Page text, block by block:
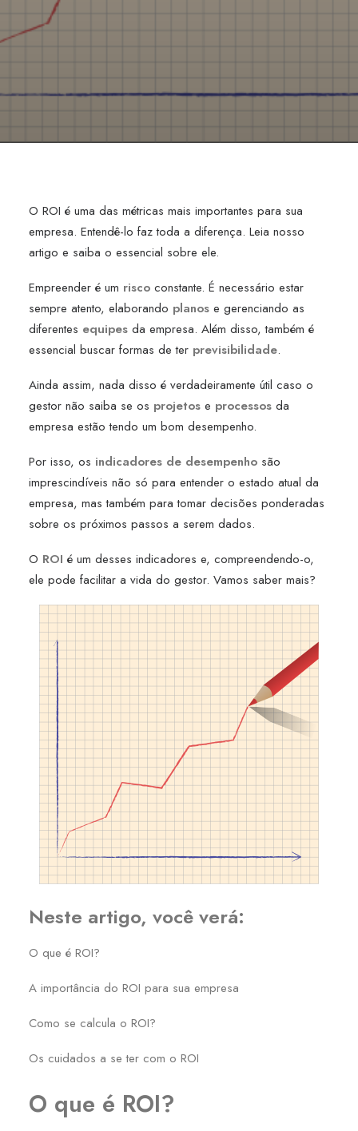
O ROI é uma das métricas mais importantes para sua
empresa. Entendê-lo faz toda a diferença. Leia nosso
artigo e saiba o essencial sobre ele.
Empreender é um risco constante. É necessário estar
sempre atento, elaborando planos e gerenciando as
diferentes equipes da empresa. Além disso, também é
essencial buscar formas de ter previsibilidade.
Ainda assim, nada disso é verdadeiramente útil caso o
gestor não saiba se os projetos e processos da
empresa estão tendo um bom desempenho.
Por isso, os indicadores de desempenho são
imprescindíveis não só para entender o estado atual da
empresa, mas também para tomar decisões ponderadas
sobre os próximos passos a serem dados.
O ROI é um desses indicadores e, compreendendo-o,
ele pode facilitar a vida do gestor. Vamos saber mais?
Neste artigo, você verá:
O que é ROI?
A importância do ROI para sua empresa
Como se calcula o ROI?
Os cuidados a se ter com o ROI
O que é ROI?